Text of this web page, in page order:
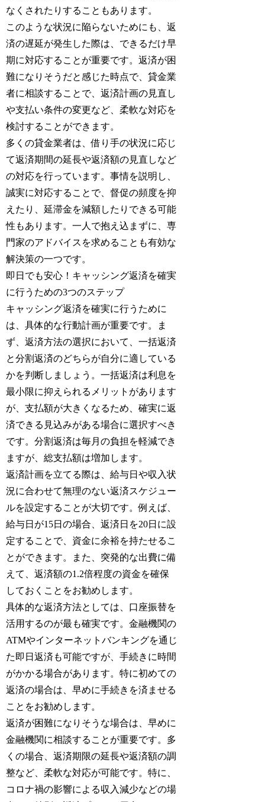
なくされたりすることもあります。
このような状況に陥らないためにも、返
済の遅延が発生した際は、できるだけ早
期に対応することが重要です。返済が困
難になりそうだと感じた時点で、貸金業
者に相談することで、返済計画の見直し
や支払い条件の変更など、柔軟な対応を
検討することができます。
多くの貸金業者は、借り手の状況に応じ
て返済期間の延長や返済額の見直しなど
の対応を行っています。事情を説明し、
誠実に対応することで、督促の頻度を抑
えたり、延滞金を減額したりできる可能
性もあります。一人で抱え込まずに、専
門家のアドバイスを求めることも有効な
解決策の一つです。
即日でも安心！キャッシング返済を確実
に行うための3つのステップ
キャッシング返済を確実に行うために
は、具体的な行動計画が重要です。ま
ず、返済方法の選択において、一括返済
と分割返済のどちらが自分に適している
かを判断しましょう。一括返済は利息を
最小限に抑えられるメリットがあります
が、支払額が大きくなるため、確実に返
済できる見込みがある場合に選択すべき
です。分割返済は毎月の負担を軽減でき
ますが、総支払額は増加します。
返済計画を立てる際は、給与日や収入状
況に合わせて無理のない返済スケジュー
ルを設定することが大切です。例えば、
給与日が15日の場合、返済日を20日に設
定することで、資金に余裕を持たせるこ
とができます。また、突発的な出費に備
えて、返済額の1.2倍程度の資金を確保
しておくことをお勧めします。
具体的な返済方法としては、口座振替を
活用するのが最も確実です。金融機関の
ATMやインターネットバンキングを通じ
た即日返済も可能ですが、手続きに時間
がかかる場合があります。特に初めての
返済の場合は、早めに手続きを済ませる
ことをお勧めします。
返済が困難になりそうな場合は、早めに
金融機関に相談することが重要です。多
くの場合、返済期限の延長や返済額の調
整など、柔軟な対応が可能です。特に、
コロナ禍の影響による収入減少などの場